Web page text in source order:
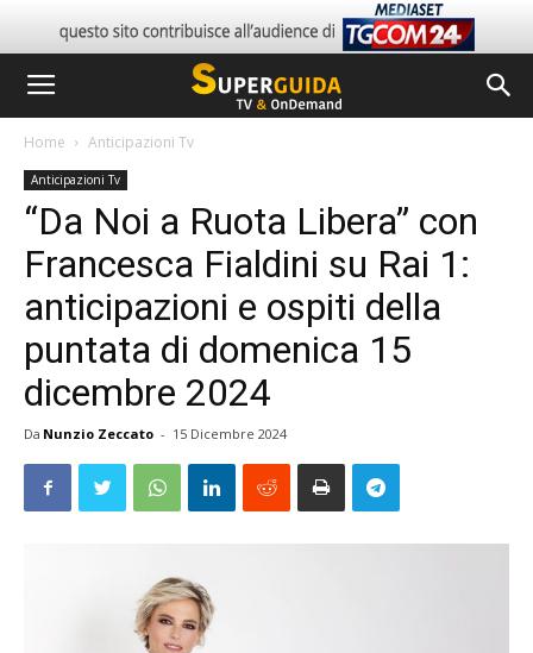
Home Anticipazioni Tv
Anticipazioni Tv
“Da Noi a Ruota Libera” con
Francesca Fialdini su Rai 1:
anticipazioni e ospiti della
puntata di domenica 15
dicembre 2024
Da Nunzio Zeccato - 15 Dicembre 2024